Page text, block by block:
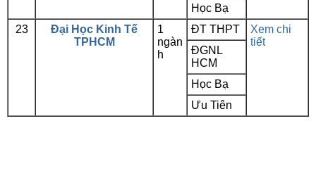
Học Bạ
23
Đại Học Kinh Tế
TPHCM
1
ngàn
h
ĐT THPT
Xem chi
tiết
ĐGNL
HCM
Học Bạ
Ưu Tiên